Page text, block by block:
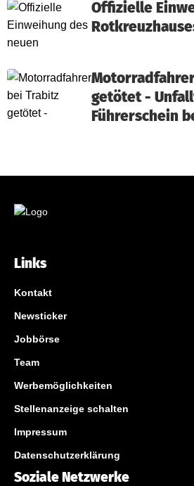
Offizielle
getötet -
Führerschein
Links
Kontakt
Newsticker
Jobbörse
Team
Werbemöglichkeiten
Stellenanzeige schalten
Impressum
Datenschutzerklärung
Soziale Netzwerke